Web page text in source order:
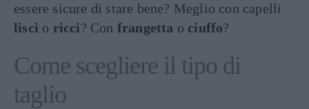
essere sicure di stare bene? Meglio con capelli
lisci o ricci? Con frangetta o ciuffo?
Come scegliere il tipo di
taglio